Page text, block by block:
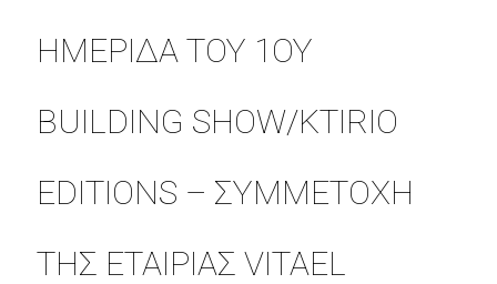
ΗΜΕΡΊΔΑ ΤΟΥ 1ΟΥ
BUILDING SHOW/KTIRIO
EDITIONS – ΣΥΜΜΕΤΟΧΉ
ΤΗΣ ΕΤΑΙΡΊΑΣ VITAEL